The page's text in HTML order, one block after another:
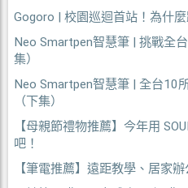
Gogoro | 校園巡迴首站！為什
Neo Smartpen智慧筆 | 挑戰全
集）
Neo Smartpen智慧筆 | 全台10
（下集）
【母親節禮物推薦】今年用
吧！
【筆電推薦】遠距教學、居家